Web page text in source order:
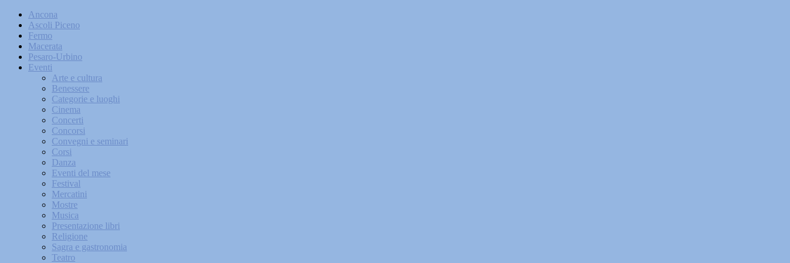
Ancona
Ascoli Piceno
Fermo
Macerata
Pesaro-Urbino
Eventi
Arte e cultura
Benessere
Categorie e luoghi
Cinema
Concerti
Concorsi
Convegni e seminari
Corsi
Danza
Eventi del mese
Festival
Mercatini
Mostre
Musica
Presentazione libri
Religione
Sagra e gastronomia
Teatro